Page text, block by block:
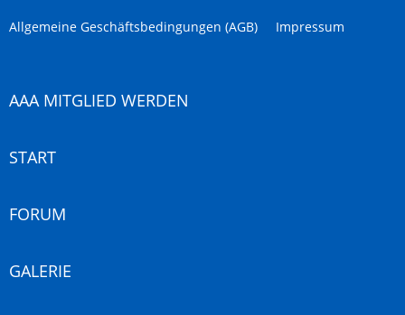
Allgemeine Geschäftsbedingungen (AGB) Impressum
AAA MITGLIED WERDEN
START
FORUM
GALERIE